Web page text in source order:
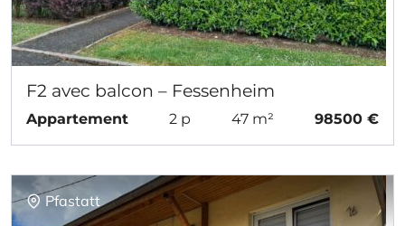
F2 avec balcon – Fessenheim
Appartement 2 p 47 m² 98500 €
Pfastatt